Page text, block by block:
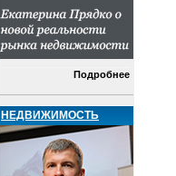
Подробнее
НЕДВИЖИМОСТЬ